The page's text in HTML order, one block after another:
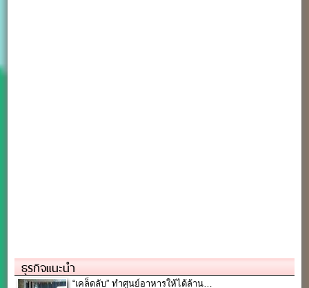
ธุรกิจแนะนำ
“เคล็ดลับ” ทำศูนย์อาหารให้ได้ล้าน…